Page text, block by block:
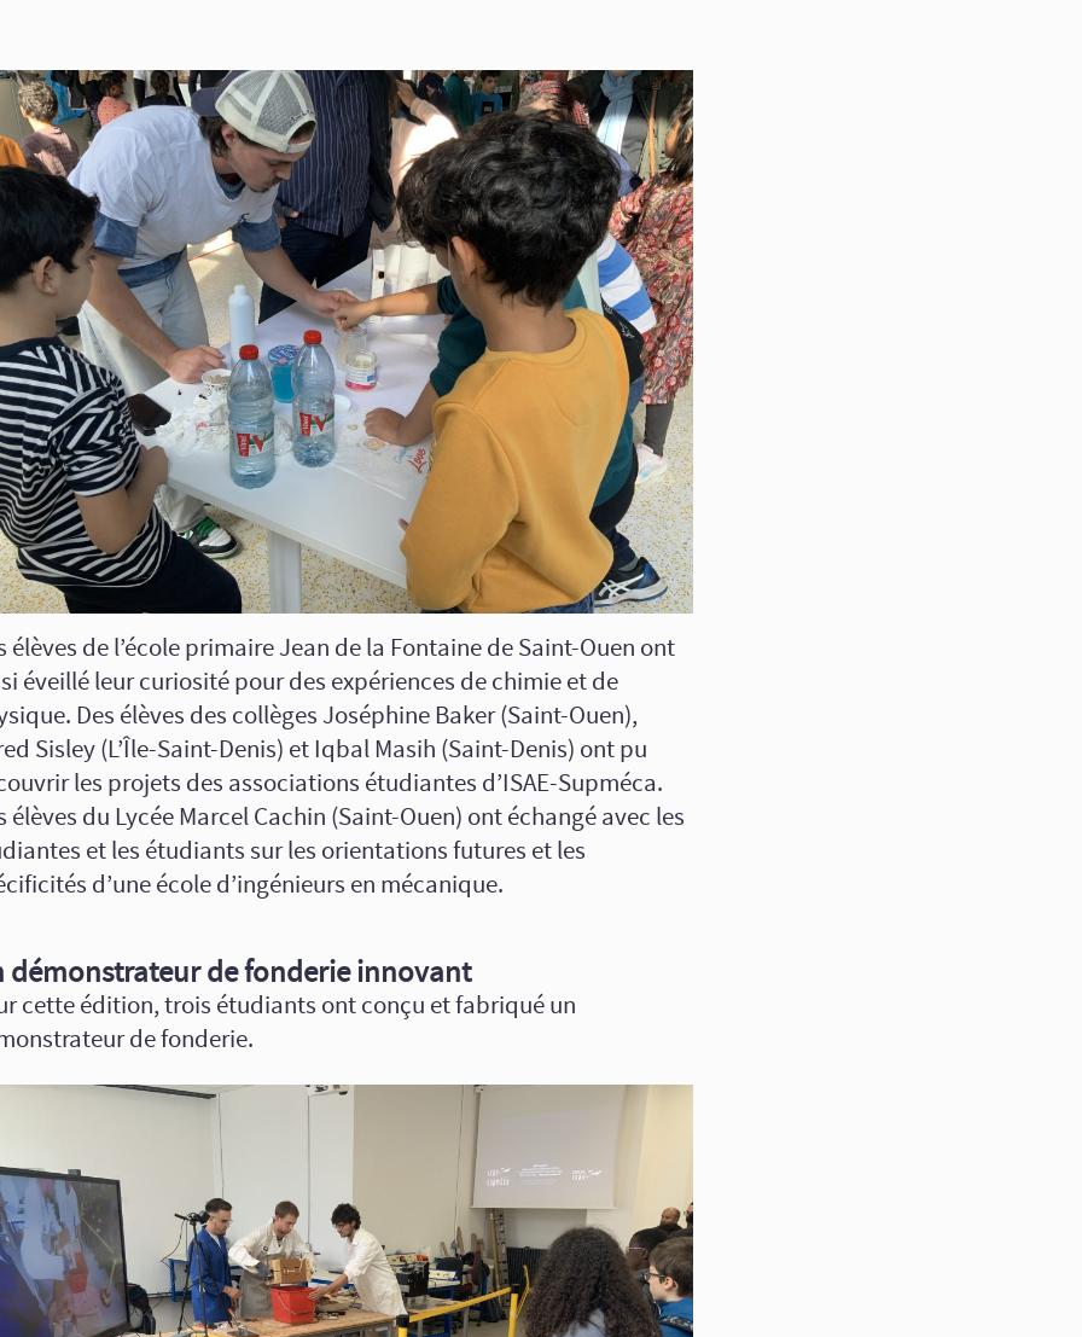
élèves de l’école primaire Jean de la Fontaine de Saint-Ouen ont
éveillé leur curiosité pour des expériences de chimie et de
Des élèves des collèges Joséphine Baker (Saint-Ouen),
Sisley (L’Île-Saint-Denis) et Iqbal Masih (Saint-Denis) ont pu
les projets des associations étudiantes d’ISAE-Supméca.
élèves du Lycée Marcel Cachin (Saint-Ouen) ont échangé avec les
et les étudiants sur les orientations futures et les
d’une école d’ingénieurs en mécanique.
démonstrateur de fonderie innovant
cette édition, trois étudiants ont conçu et fabriqué un
de fonderie.